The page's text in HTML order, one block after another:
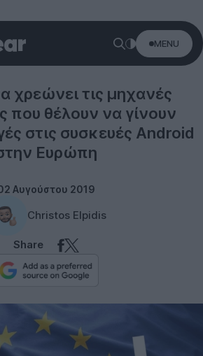
MENU
χρεώνει τις μηχανές
που θέλουν να γίνουν
στις συσκευές Android
Ευρώπη
Αυγούστου 2019
Christos Elpidis
Share